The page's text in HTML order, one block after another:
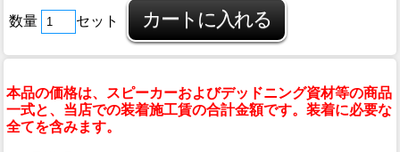
数量 セット
本品の価格は、スピーカーおよびデッドニング資材等の商品
一式と、当店での装着施工賃の合計金額です。装着に必要な
全てを含みます。